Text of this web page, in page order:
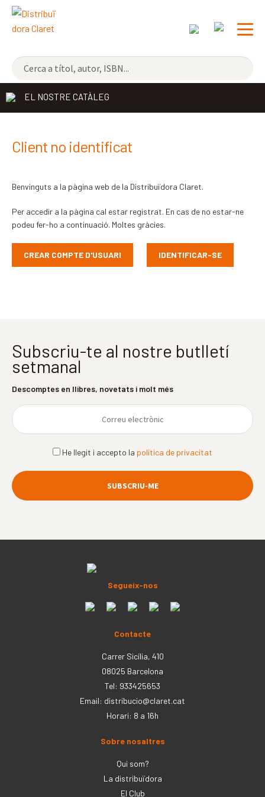
NOVETATS
ELS MÉS VENUTS
CONTACTE
CATALÀ
ESPAÑOL
EL NOSTRE CATÀLEG
Client no identificat
Benvinguts a la pàgina web de la Distribuïdora Claret.
Per accedir a la pàgina cal estar registrat. En cas de no estar-ne
podeu fer-ho a continuació. Moltes gràcies.
CREAR COMPTE D'USUARI IDENTIFICAR-SE
Subscriu-te al nostre butlletí
setmanal
Descomptes en llibres, novetats i molt més
He llegit i accepto la política de privacitat
Segueix-nos
Contacte
Carrer Sicília, 410
08025 Barcelona
Tel: 933425653
Email: distribucio@claret.cat
Horari: 8 a 16h
Sobre nosaltres
Qui som?
La distribuïdora
El Club